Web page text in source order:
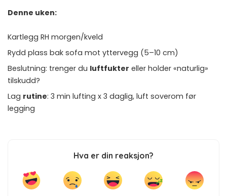
Denne uken:
Kartlegg RH morgen/kveld
Rydd plass bak sofa mot yttervegg (5–10 cm)
Beslutning: trenger du luftfukter eller holder «naturlig»
tilskudd?
Lag rutine: 3 min lufting x 3 daglig, luft soverom før
legging
Hva er din reaksjon?